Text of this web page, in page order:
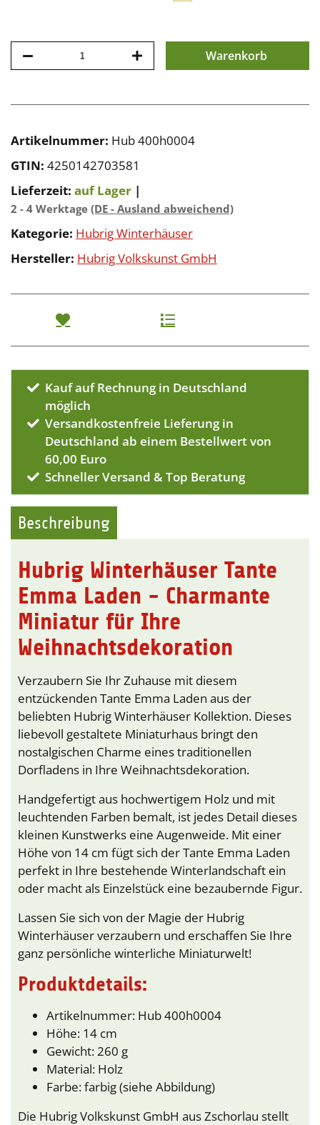
Warenkorb
Artikelnummer: Hub 400h0004
GTIN: 4250142703581
Lieferzeit: auf Lager |
2 - 4 Werktage (DE - Ausland abweichend)
Kategorie: Hubrig Winterhäuser
Hersteller: Hubrig Volkskunst GmbH
Kauf auf Rechnung in Deutschland
möglich
Versandkostenfreie Lieferung in
Deutschland ab einem Bestellwert von
60,00 Euro
Schneller Versand & Top Beratung
Beschreibung
Hubrig Winterhäuser Tante
Emma Laden - Charmante
Miniatur für Ihre
Weihnachtsdekoration
Verzaubern Sie Ihr Zuhause mit diesem
entzückenden Tante Emma Laden aus der
beliebten Hubrig Winterhäuser Kollektion. Dieses
liebevoll gestaltete Miniaturhaus bringt den
nostalgischen Charme eines traditionellen
Dorfladens in Ihre Weihnachtsdekoration.
Handgefertigt aus hochwertigem Holz und mit
leuchtenden Farben bemalt, ist jedes Detail dieses
kleinen Kunstwerks eine Augenweide. Mit einer
Höhe von 14 cm fügt sich der Tante Emma Laden
perfekt in Ihre bestehende Winterlandschaft ein
oder macht als Einzelstück eine bezaubernde Figur.
Lassen Sie sich von der Magie der Hubrig
Winterhäuser verzaubern und erschaffen Sie Ihre
ganz persönliche winterliche Miniaturwelt!
Produktdetails:
Artikelnummer: Hub 400h0004
Höhe: 14 cm
Gewicht: 260 g
Material: Holz
Farbe: farbig (siehe Abbildung)
Die Hubrig Volkskunst GmbH aus Zschorlau stellt